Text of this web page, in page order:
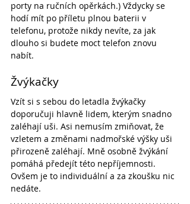
porty na ručních opěrkách.) Vždycky se
hodí mít po příletu plnou baterii v
telefonu, protože nikdy nevíte, za jak
dlouho si budete moct telefon znovu
nabít.
Žvýkačky
Vzít si s sebou do letadla žvýkačky
doporučuji hlavně lidem, kterým snadno
zaléhají uši. Asi nemusím zmiňovat, že
vzletem a změnami nadmořské výšky uši
přirozeně zaléhají. Mně osobně žvýkání
pomáhá předejít této nepříjemnosti.
Ovšem je to individuální a za zkoušku nic
nedáte.